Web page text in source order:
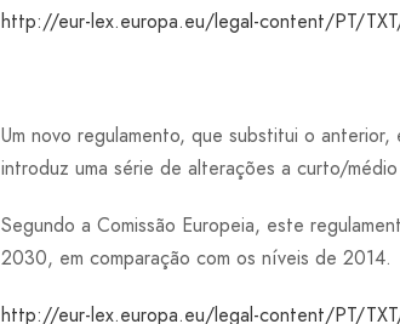
http://eur-lex.europa.eu/legal-content/PT/
Um novo regulamento, que substitui o
introduz uma série de alterações a curto/
Segundo a Comissão Europeia, este
2030, em comparação com os níveis de 2014.
http://eur-lex.europa.eu/legal-content/PT/